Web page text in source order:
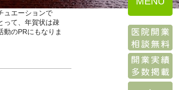
ュエーションで
って、年賀状は疎
動のPRにもなりま